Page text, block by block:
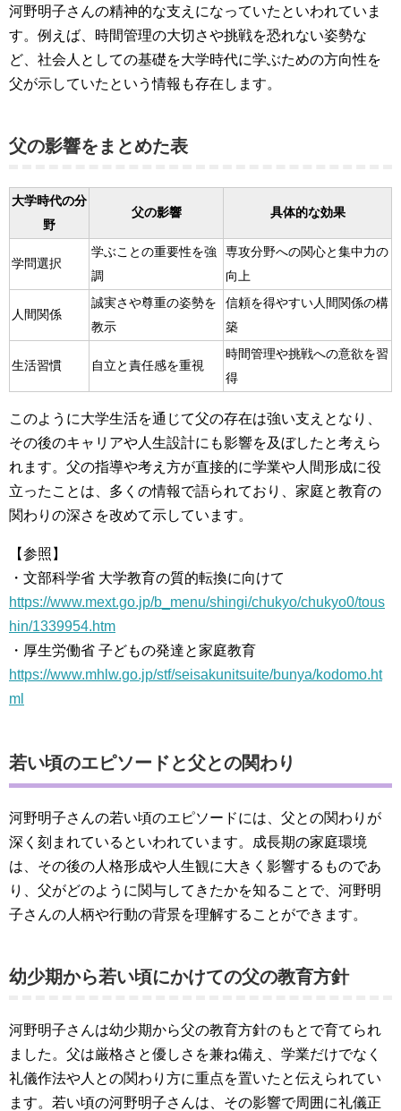
河野明子さんの精神的な支えになっていたといわれていま
す。例えば、時間管理の大切さや挑戦を恐れない姿勢な
ど、社会人としての基礎を大学時代に学ぶための方向性を
父が示していたという情報も存在します。
父の影響をまとめた表
大学時代の分
野
父の影響 具体的な効果
学問選択
学ぶことの重要性を強
調
専攻分野への関心と集中力の
向上
人間関係
誠実さや尊重の姿勢を
教示
信頼を得やすい人間関係の構
築
生活習慣 自立と責任感を重視
時間管理や挑戦への意欲を習
得
このように大学生活を通じて父の存在は強い支えとなり、
その後のキャリアや人生設計にも影響を及ぼしたと考えら
れます。父の指導や考え方が直接的に学業や人間形成に役
立ったことは、多くの情報で語られており、家庭と教育の
関わりの深さを改めて示しています。
【参照】
・文部科学省 大学教育の質的転換に向けて
https://www.mext.go.jp/b_menu/shingi/chukyo/chukyo0/tous
hin/1339954.htm
・厚生労働省 子どもの発達と家庭教育
https://www.mhlw.go.jp/stf/seisakunitsuite/bunya/kodomo.ht
ml
若い頃のエピソードと父との関わり
河野明子さんの若い頃のエピソードには、父との関わりが
深く刻まれているといわれています。成長期の家庭環境
は、その後の人格形成や人生観に大きく影響するものであ
り、父がどのように関与してきたかを知ることで、河野明
子さんの人柄や行動の背景を理解することができます。
幼少期から若い頃にかけての父の教育方針
河野明子さんは幼少期から父の教育方針のもとで育てられ
ました。父は厳格さと優しさを兼ね備え、学業だけでなく
礼儀作法や人との関わり方に重点を置いたと伝えられてい
ます。若い頃の河野明子さんは、その影響で周囲に礼儀正